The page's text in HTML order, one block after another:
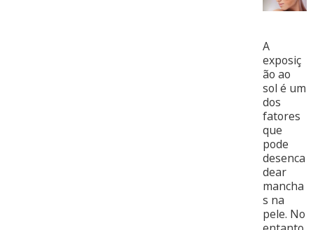
A
exposiç
ão ao
sol é um
dos
fatores
que
pode
desenca
dear
mancha
s na
pele. No